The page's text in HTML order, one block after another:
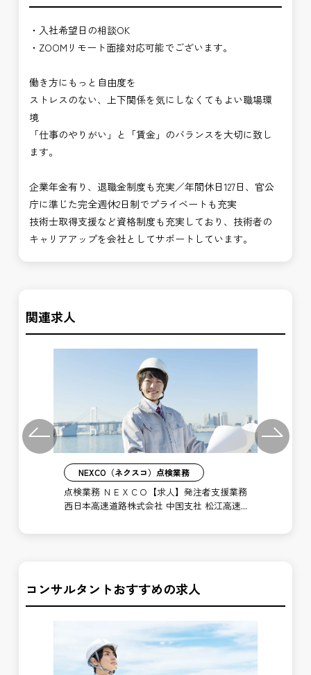
・入社希望日の相談OK
・ZOOMリモート面接対応可能でございます。
働き方にもっと自由度を
ストレスのない、上下関係を気にしなくてもよい職場環
境
「仕事のやりがい」と「賃金」のバランスを大切に致し
ます。
企業年金有り、退職金制度も充実／年間休日127日、官公
庁に準じた完全週休2日制でプライベートも充実
技術士取得支援など資格制度も充実しており、技術者の
キャリアアップを会社としてサポートしています。
関連求人
Previous
NEXCO（ネクスコ）点検業務
点検業務 ＮＥＸＣＯ【求人】発注者支援業務
西日本高速道路株式会社 中国支社 松江高速
Next
コンサルタントおすすめの求人